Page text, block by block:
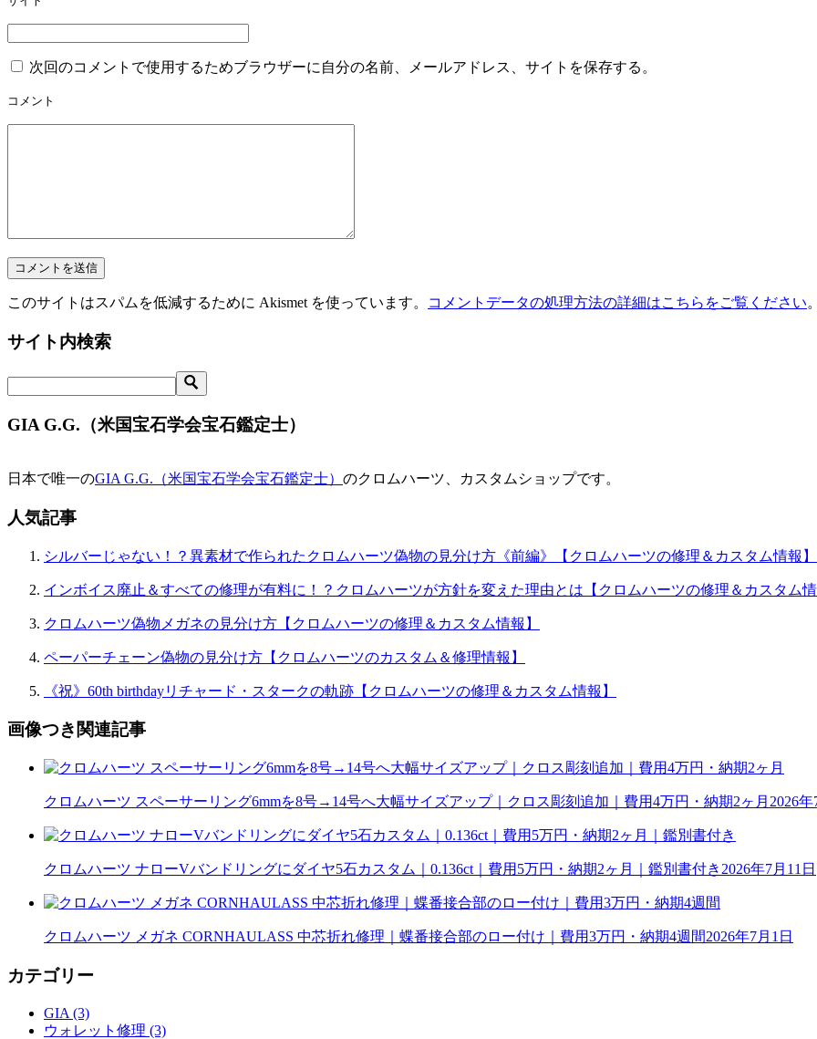
次回のコメントで使用するためブラウザーに自分の名前、メールアドレス、サイトを保存する。
コメント
このサイトはスパムを低減するために Akismet を使っています。 コメントデータの処理方法の詳細はこちらをご覧ください。
サイト内検索
GIA G.G.（米国宝石学会宝石鑑定士）
日本で唯一のGIA G.G.（米国宝石学会宝石鑑定士） のクロムハーツ、カスタムショップです。
人気記事
シルバーじゃない！？異素材で作られたクロムハーツ偽物の見分け方《前編》【クロムハーツの修理＆カスタム情報】
インボイス廃止＆すべての修理が有料に！？クロムハーツが方針を変えた理由とは【クロムハーツの修理＆カスタム情
クロムハーツ偽物メガネの見分け方【クロムハーツの修理＆カスタム情報】
ペーパーチェーン偽物の見分け方【クロムハーツのカスタム＆修理情報】
《祝》60th birthdayリチャード・スタークの軌跡【クロムハーツの修理＆カスタム情報】
画像つき関連記事
クロムハーツ スペーサーリング6mmを8号→14号へ大幅サイズアップ｜クロス彫刻追加｜費用4万円・納期2ヶ月 2026年
クロムハーツ ナローVバンドリングにダイヤ5石カスタム｜0.136ct｜費用5万円・納期2ヶ月｜鑑別書付き 2026年7月11日
クロムハーツ メガネ CORNHAULASS 中芯折れ修理｜蝶番接合部のロー付け｜費用3万円・納期4週間2026年7月1日
カテゴリー
GIA (3)
ウォレット修理 (3)